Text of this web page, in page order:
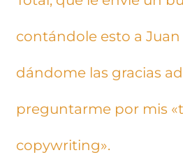
contándole esto a
dándome las gracias
preguntarme por mis
copywriting».